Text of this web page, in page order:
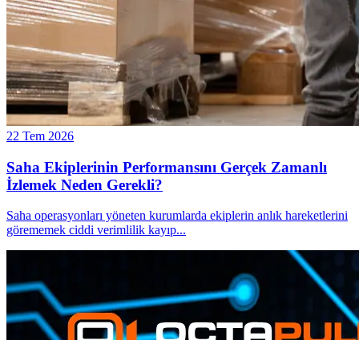
22 Tem 2026
Saha Ekiplerinin Performansını Gerçek Zamanlı
İzlemek Neden Gerekli?
Saha operasyonları yöneten kurumlarda ekiplerin anlık hareketlerini
görememek ciddi verimlilik kayıp...